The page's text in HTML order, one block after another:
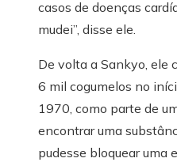
casos de doenças
mudei”, disse ele.
De volta a Sankyo, ele
6 mil cogumelos no
1970, como parte de
encontrar uma
pudesse bloquear uma